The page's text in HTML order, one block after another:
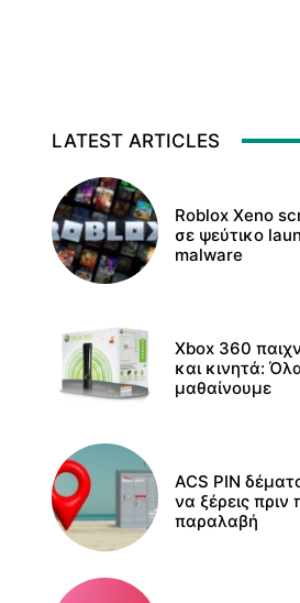
LATEST ARTICLES
Roblox Xeno
σε ψεύτικο
malware
Xbox 360
και κινητά:
μαθαίνουμε
ACS PIN
να ξέρεις πριν
παραλαβή